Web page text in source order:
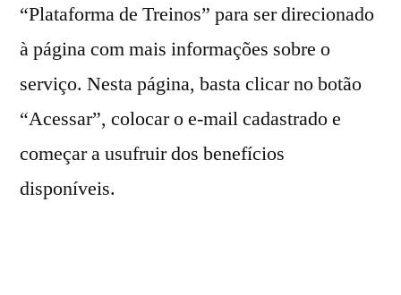
“Plataforma de Treinos” para ser direcionado
à página com mais informações sobre o
serviço. Nesta página, basta clicar no botão
“Acessar”, colocar o e-mail cadastrado e
começar a usufruir dos benefícios
disponíveis.